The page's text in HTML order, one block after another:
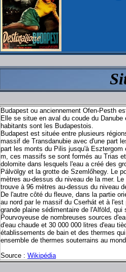
Budapest ou anciennement Ofen-Pesth
Elle se situe en aval du coude du
habitants sont les Budapestois.
Budapest est située entre plusieurs
massif de Transdanubie avec d'une part
part les monts du Pilis jusqu'à
m, ces massifs se sont formés au Trias
dolomite dans lesquels l'eau a créé des
Pálvölgy et la grotte de Szemlőhegy. Le
mètres au-dessus du niveau de la mer.
trouve à 96 mètres au-dessus du niveau
De l'autre côté du fleuve, dans la partie
au nord par le massif du Cserhát et à
grande plaine sédimentaire de l'Alföld,
Pourvoyeuse de nombreuses sources
d'eau chaude et 30 000 000 litres d'eau
établissements de bain et des thermes
ensemble de thermes souterrains au
Source : Wikipédia